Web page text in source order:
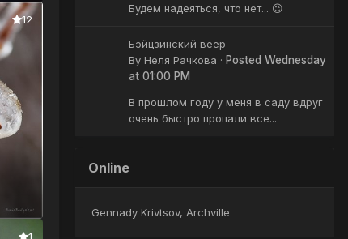
12
1
Будем надеяться, что нет... 😉
Бэйцзинский веер
By Неля Рачкова · Posted Wednesday
at 01:00 PM
В прошлом году у меня в саду вдруг
очень быстро пропали все...
Online
Gennady Krivtsov Archville